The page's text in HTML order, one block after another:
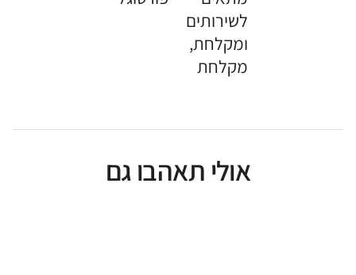
לשירותים
ומקלחת,
מקלחת
אולי תאהבו גם